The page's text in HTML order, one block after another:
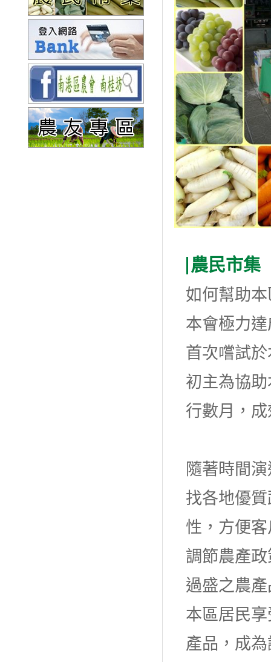
農民市集
如何幫助
本會極力
首次嚐試
初主為協
行數月，
隨著時間
找各地優
性，方便
調節農產
過盛之農
本區居民
產品，成